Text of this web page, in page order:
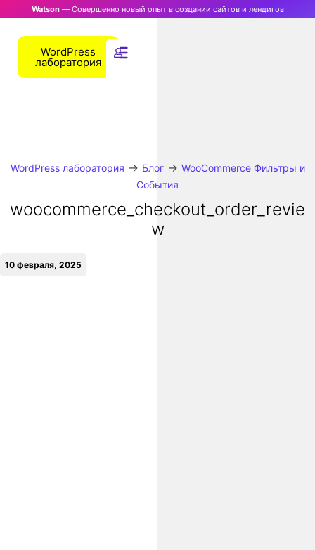
Watson— Совершенно новый опыт в создании сайтов и лендигов
WordPress
лаборатория
WordPress лаборатория → Блог→ WooCommerce Фильтры и
События
woocommerce_checkout_order_revie
w
10 февраля, 2025